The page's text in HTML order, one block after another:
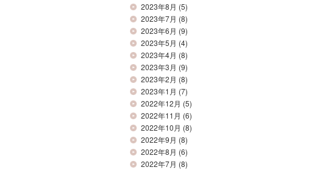
2023年8月 (5)
2023年7月 (8)
2023年6月 (9)
2023年5月 (4)
2023年4月 (8)
2023年3月 (9)
2023年2月 (8)
2023年1月 (7)
2022年12月 (5)
2022年11月 (6)
2022年10月 (8)
2022年9月 (8)
2022年8月 (6)
2022年7月 (8)